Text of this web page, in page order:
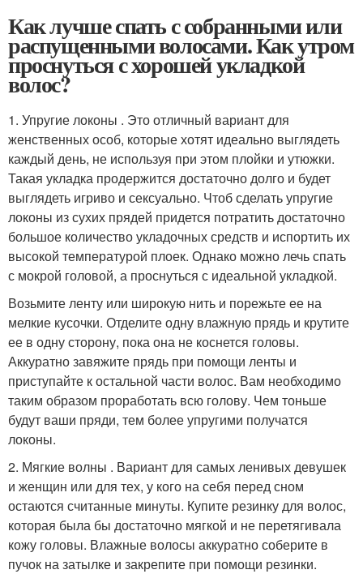
Как лучше спать с собранными или
распущенными волосами. Как утром
проснуться с хорошей укладкой
волос?
1. Упругие локоны . Это отличный вариант для
женственных особ, которые хотят идеально выглядеть
каждый день, не используя при этом плойки и утюжки.
Такая укладка продержится достаточно долго и будет
выглядеть игриво и сексуально. Чтоб сделать упругие
локоны из сухих прядей придется потратить достаточно
большое количество укладочных средств и испортить их
высокой температурой плоек. Однако можно лечь спать
с мокрой головой, а проснуться с идеальной укладкой.
Возьмите ленту или широкую нить и порежьте ее на
мелкие кусочки. Отделите одну влажную прядь и крутите
ее в одну сторону, пока она не коснется головы.
Аккуратно завяжите прядь при помощи ленты и
приступайте к остальной части волос. Вам необходимо
таким образом проработать всю голову. Чем тоньше
будут ваши пряди, тем более упругими получатся
локоны.
2. Мягкие волны . Вариант для самых ленивых девушек
и женщин или для тех, у кого на себя перед сном
остаются считанные минуты. Купите резинку для волос,
которая была бы достаточно мягкой и не перетягивала
кожу головы. Влажные волосы аккуратно соберите в
пучок на затылке и закрепите при помощи резинки.